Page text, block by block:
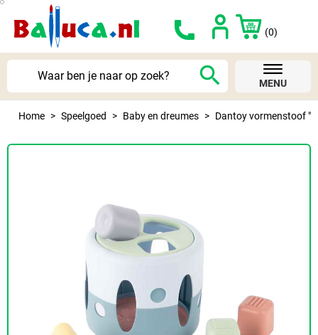
(0)
search MENU
Home Speelgoed Baby en dreumes Dantoy vormenstoof